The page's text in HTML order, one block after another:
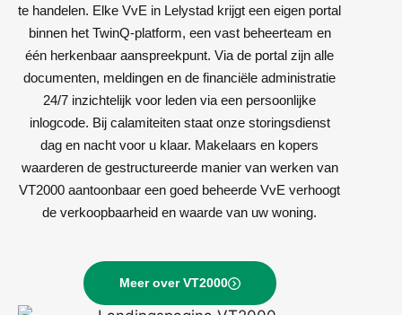
te handelen. Elke VvE in Lelystad krijgt een eigen portal
binnen het TwinQ-platform, een vast beheerteam en
één herkenbaar aanspreekpunt. Via de portal zijn alle
documenten, meldingen en de financiële administratie
24/7 inzichtelijk voor leden via een persoonlijke
inlogcode. Bij calamiteiten staat onze storingsdienst
dag en nacht voor u klaar. Makelaars en kopers
waarderen de gestructureerde manier van werken van
VT2000 aantoonbaar een goed beheerde VvE verhoogt
de verkoopbaarheid en waarde van uw woning.
Meer over VT2000